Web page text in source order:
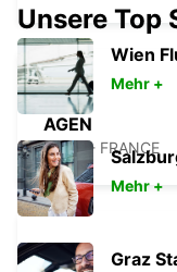
AGEN
AGEN - FRANCE
Unsere Top
Wien
Mehr +
Mehr +
Graz